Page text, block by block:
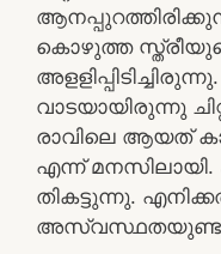
കൊഴുത്ത
വാടയായിരുന്നു
രാവിലെ ആയത്
എന്ന് മനസിലായി.
തികട്ടുന്നു.